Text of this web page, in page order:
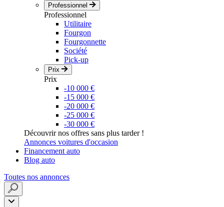
Professionnel
Professionnel
Utilitaire
Fourgon
Fourgonnette
Société
Pick-up
Prix
Prix
-10 000 €
-15 000 €
-20 000 €
-25 000 €
-30 000 €
Découvrir nos offres sans plus tarder !
Annonces voitures d'occasion
Financement auto
Blog auto
Toutes nos annonces